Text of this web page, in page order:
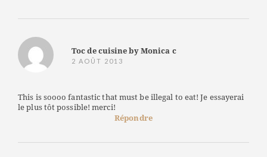
Toc de cuisine by Monica c
2 AOÛT 2013
This is soooo fantastic that must be illegal to eat! Je essayerai
le plus tôt possible! merci!
Répondre